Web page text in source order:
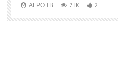
АГРО ТВ 2.1K 2